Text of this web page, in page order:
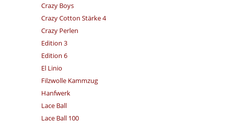
Crazy Boys
Crazy Cotton Stärke 4
Crazy Perlen
Edition 3
Edition 6
El Linio
Filzwolle Kammzug
Hanfwerk
Lace Ball
Lace Ball 100